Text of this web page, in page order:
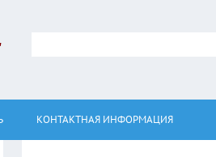
КОНТАКТНАЯ ИНФОРМАЦИЯ